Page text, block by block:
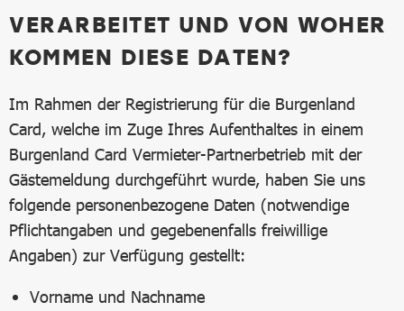
VERARBEITET UND VON WOHER
KOMMEN DIESE DATEN?
Im Rahmen der Registrierung für die Burgenland
Card, welche im Zuge Ihres Aufenthaltes in einem
Burgenland Card Vermieter-Partnerbetrieb mit der
Gästemeldung durchgeführt wurde, haben Sie uns
folgende personenbezogene Daten (notwendige
Pflichtangaben und gegebenenfalls freiwillige
Angaben) zur Verfügung gestellt:
Vorname und Nachname